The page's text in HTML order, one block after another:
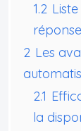
1.2
2 Les
2.1
la